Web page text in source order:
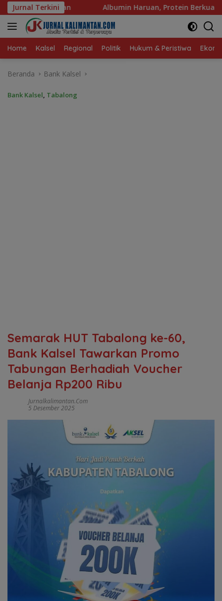
Langsung
ke
konten
Jurnal Terkini
Haruan, Protein Berkualitas untuk Hidup Sehat
Home Kalsel Regional Politik Hukum & Peristiwa
Beranda Bank Kalsel
Bank Kalsel, Tabalong
Semarak HUT Tabalong ke-60,
Bank Kalsel Tawarkan Promo
Tabungan Berhadiah Voucher
Belanja Rp200 Ribu
Jurnalkalimantan.com
5 Desember 2025